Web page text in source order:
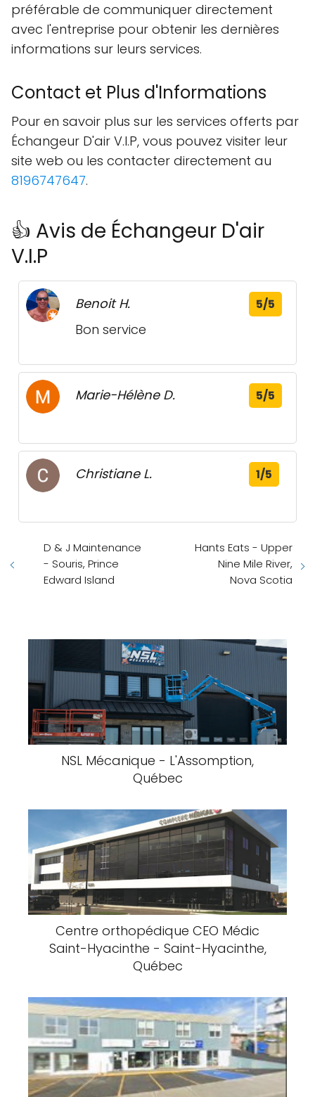
préférable de communiquer directement
avec l'entreprise pour obtenir les dernières
informations sur leurs services.
Contact et Plus d'Informations
Pour en savoir plus sur les services offerts par
Échangeur D'air V.I.P, vous pouvez visiter leur
site web ou les contacter directement au
8196747647.
👍 Avis de Échangeur D'air
V.I.P
Benoit H. 5/5
Bon service
Marie-Hélène D. 5/5
Christiane L. 1/5
D & J Maintenance
- Souris, Prince
Edward Island
Hants Eats - Upper
Nine Mile River,
Nova Scotia
NSL Mécanique - L'Assomption,
Québec
Centre orthopédique CEO Médic
Saint-Hyacinthe - Saint-Hyacinthe,
Québec